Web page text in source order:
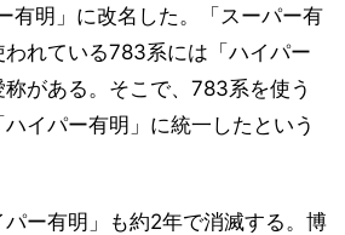
有明」に改名した。「スーパー有
れている783系には「ハイパー
がある。そこで、783系を使う
ハイパー有明」に統一したという
パー有明」も約2年で消滅する。博